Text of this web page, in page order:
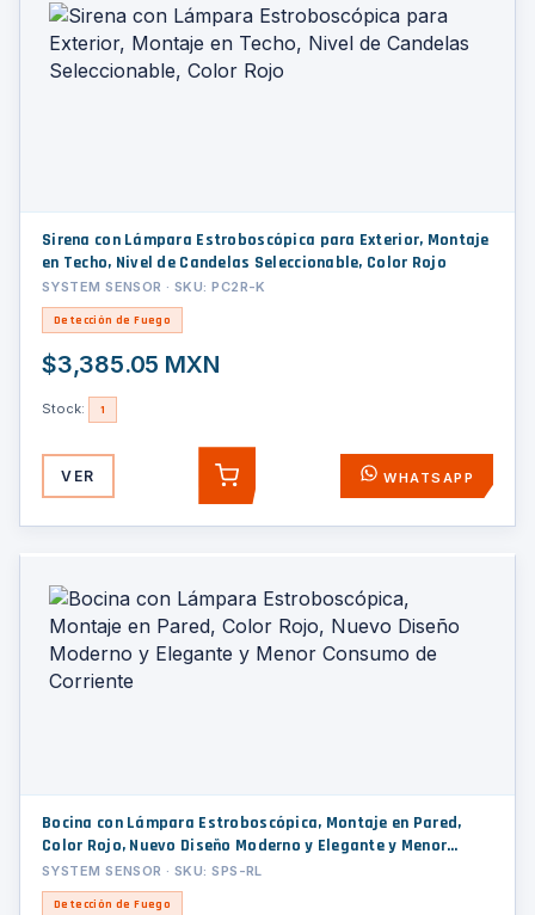
Sirena con Lámpara Estroboscópica para Exterior, Montaje
en Techo, Nivel de Candelas Seleccionable, Color Rojo
SYSTEM SENSOR · SKU: PC2R-K
Detección de Fuego
$3,385.05 MXN
Stock: 1
VER AGREGAR WHATSAPP
Bocina con Lámpara Estroboscópica, Montaje en Pared,
Color Rojo, Nuevo Diseño Moderno y Elegante y Menor
Consumo de Corriente
SYSTEM SENSOR · SKU: SPS-RL
Detección de Fuego